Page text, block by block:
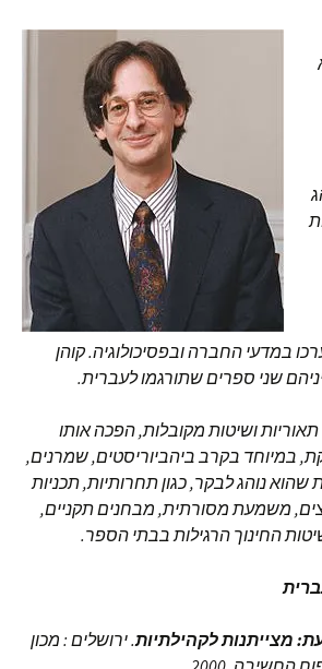
במדעי החברה ובפסיכולוגיה. קוהן
שני ספרים שתורגמו לעברית.
ושיטות מקובלות, הפכה אותו
במיוחד בקרב ביהביוריסטים, שמרנים,
שהוא נוהג לבקר, כגון תחרותיות, תכניות
משמעת מסורתית, מבחנים תקניים,
החינוך הרגילות בבתי הספר.
מצייתנות לקהילתיות. ירושלים : מכון